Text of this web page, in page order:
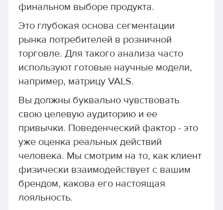
финальном выборе продукта.
Это глубокая основа сегментации
рынка потребителей в розничной
торговле. Для такого анализа часто
используют готовые научные модели,
например, матрицу VALS.
Вы должны буквально чувствовать
свою целевую аудиторию и ее
привычки. Поведенческий фактор - это
уже оценка реальных действий
человека. Мы смотрим на то, как клиент
физически взаимодействует с вашим
брендом, какова его настоящая
лояльность.